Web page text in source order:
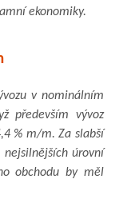
ekonomiky.
v nominálním
především vývoz
% m/m. Za slabší
nejsilnějších úrovní
obchodu by měl